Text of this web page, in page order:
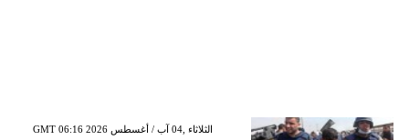
GMT 06:16 2026 الثلاثاء ,04 آب / أغسطس